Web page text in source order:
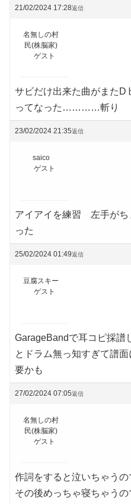
21/02/2024 17:28返信
名無しの村
民(株脳家)
ゲスト
サビだけ出来た曲がまた
ってなった…………斬り
23/02/2024 21:35返信
saico
ゲスト
アイアイを練習 左手がち
った
25/02/2024 01:49返信
豆腐スキー
ゲスト
GarageBandで耳コピ採譜
とドラム無っ知すぎて譜
要かも
27/02/2024 07:05返信
名無しの村
民(株脳家)
ゲスト
作詞をすると泣いちゃう
その後めっちゃ寝ちゃう